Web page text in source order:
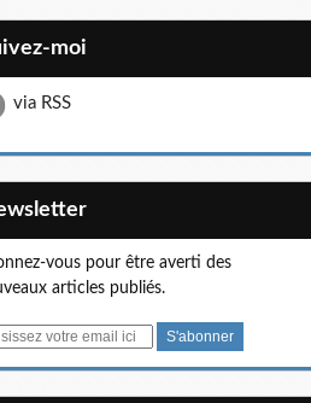
moi
via RSS
vous pour être averti des
articles publiés.